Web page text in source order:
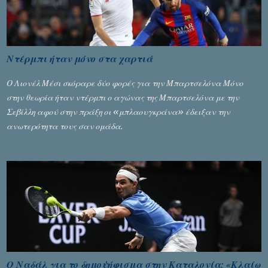
Ντέρμπι ήταν μόνο στα χαρτιά
Ο Λιονέλ Μέσι σκόραρε δύο φορές για την Μπαρτσελόνα Μόνο
στην θεωρία ήταν ντέρμπι ο αγώνας της Μπαρτσελόνα με την
Σεβίλλη αφού στην πράξη οι «μπλαουγκράνα» έδειξαν την
ανωτερότητα τους σαν ομάδα.
Ο Ναδάλ για το δημοψήφισμα στην Καταλονία: «Κλαίω